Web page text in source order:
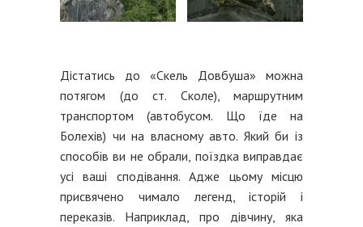
Дістатись до «Скель Довбуша» можна
потягом (до ст. Сколе), маршрутним
транспортом (автобусом. Що їде на
Болехів) чи на власному авто. Який би із
способів ви не обрали, поїздка виправдає
усі ваші сподівання. Адже цьому місцю
присвячено чимало легенд, історій і
переказів. Наприклад, про дівчину, яка